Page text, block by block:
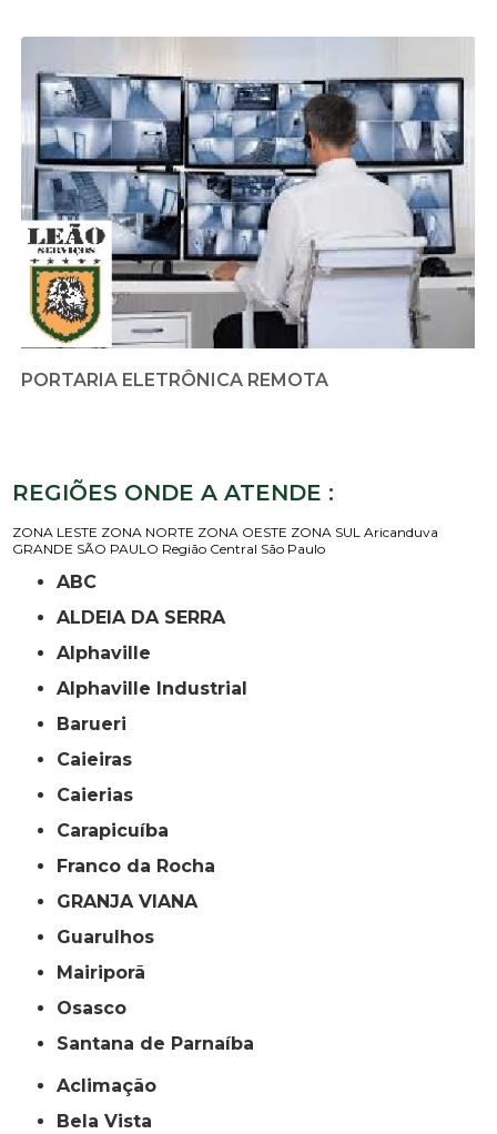
PORTARIA ELETRÔNICA REMOTA
REGIÕES ONDE A ATENDE :
ZONA LESTE ZONA NORTE ZONA OESTE ZONA SUL Aricanduva
GRANDE SÃO PAULO Região Central São Paulo
ABC
ALDEIA DA SERRA
Alphaville
Alphaville Industrial
Barueri
Caieiras
Caierias
Carapicuíba
Franco da Rocha
GRANJA VIANA
Guarulhos
Mairiporã
Osasco
Santana de Parnaíba
Aclimação
Bela Vista